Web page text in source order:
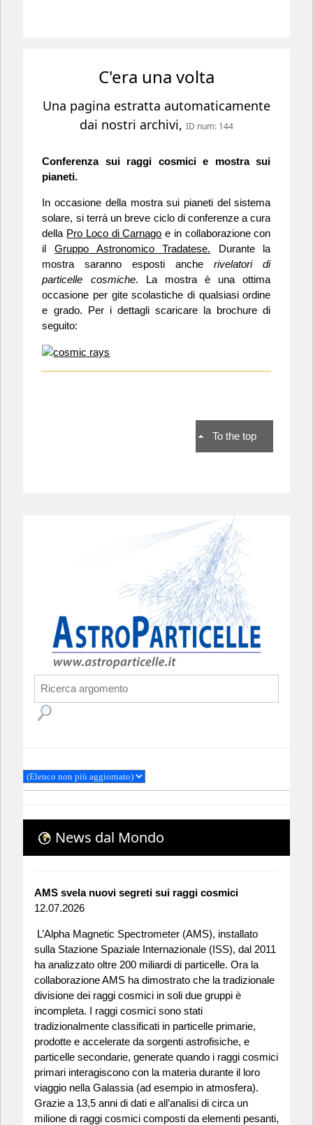
C'era una volta
Una pagina estratta automaticamente
dai nostri archivi, ID num: 144
Conferenza sui raggi cosmici e mostra sui
pianeti.
In occasione della mostra sui pianeti del sistema
solare, si terrà un breve ciclo di conferenze a cura
della Pro Loco di Carnago e in collaborazione con
ilGruppo Astronomico Tradatese. Durante la
mostra saranno esposti ancherivelatori di
particelle cosmiche. La mostra è una ottima
occasione per gite scolastiche di qualsiasi ordine
e grado. Per i dettagli scaricare la brochure di
seguito:
To the top
News dal Mondo
AMS svela nuovi segreti sui raggi cosmici
12.07.2026
L’Alpha Magnetic Spectrometer (AMS), installato
sulla Stazione Spaziale Internazionale (ISS), dal 2011
ha analizzato oltre 200 miliardi di particelle. Ora la
collaborazione AMS ha dimostrato che la tradizionale
divisione dei raggi cosmici in soli due gruppi è
incompleta. I raggi cosmici sono stati
tradizionalmente classificati in particelle primarie,
prodotte e accelerate da sorgenti astrofisiche, e
particelle secondarie, generate quando i raggi cosmici
primari interagiscono con la materia durante il loro
viaggio nella Galassia (ad esempio in atmosfera).
Grazie a 13,5 anni di dati e all’analisi di circa un
milione di raggi cosmici composti da elementi pesanti,